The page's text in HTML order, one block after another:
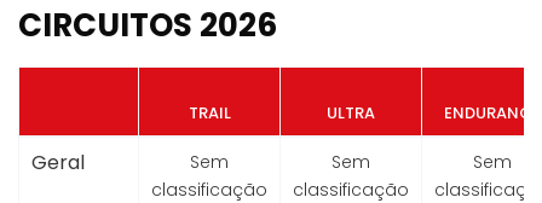
CIRCUITOS 2026
TRAIL ULTRA ENDURANCE
Geral
Sem
classificação
Sem
classificação
Sem